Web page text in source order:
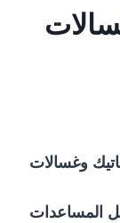
غسالات
وغسالات
المساعدات